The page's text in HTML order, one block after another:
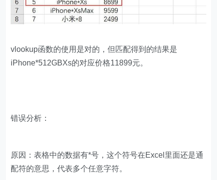
vlookup函数的使用是对的，但匹配得到的结果是
iPhone*512GBXs的对应价格11899元。
错误分析：
原因：表格中的数据有*号，这个符号在Excel里面还是通
配符的意思，代表多个任意字符。